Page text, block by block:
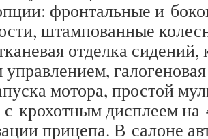
фронтальные и
штампованные
отделка сидений,
мотора, простой
с крохотным дисплеем
прицепа. В салоне